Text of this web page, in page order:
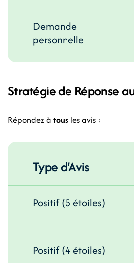
Demande
personnelle
Stratégie de Réponse
Répondez à tous les avis :
Type d'Avis
Positif (5 étoiles)
Positif (4 étoiles)